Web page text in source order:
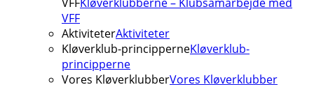
VFF
AktiviteterAktiviteter
Kløverklub-principperneKløverklub-
principperne
Vores KløverklubberVores Kløverklubber